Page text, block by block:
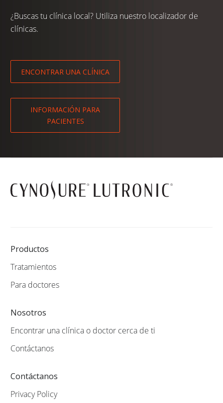
¿Buscas tu clínica local? Utiliza nuestro localizador de
clínicas.
ENCONTRAR UNA CLÍNICA
INFORMACIÓN PARA
PACIENTES
Productos
Tratamientos
Para doctores
Nosotros
Encontrar una clínica o doctor cerca de ti
Contáctanos
Contáctanos
Privacy Policy